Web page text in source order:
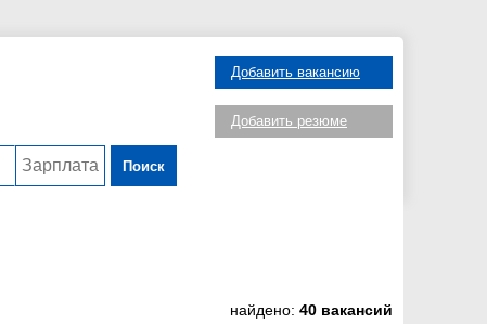
Поиск
Добавить вакансию
Добавить резюме
найдено: 40 вакансий